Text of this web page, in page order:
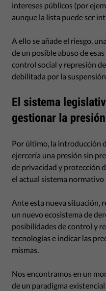
intereses públicos (por
aunque la lista puede ser
A ello se añade el riesgo,
de un posible abuso de
control social y represión
debilitada por la
El sistema
gestionar la
Por último, la introducción
ejercería una presión sin
de privacidad y protección
el actual sistema
Ante esta nueva situación,
un nuevo ecosistema de
posibilidades de control y
tecnologías e indicar las
mismas.
Nos encontramos en un
de un paradigma